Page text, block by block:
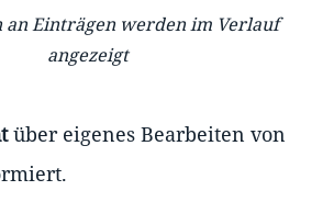
an Einträgen werden im Verlauf
angezeigt
über eigenes Bearbeiten von